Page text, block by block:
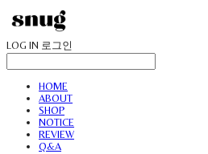
LOG IN 로그인
HOME
ABOUT
SHOP
NOTICE
REVIEW
Q&A